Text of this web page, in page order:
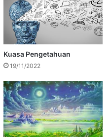
Kuasa Pengetahuan
19/11/2022